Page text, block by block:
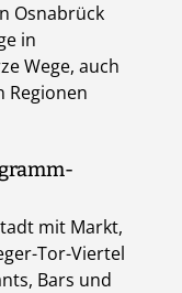
Osnabrück
in
Wege, auch
Regionen
mit Markt,
Tor-Viertel
Bars und